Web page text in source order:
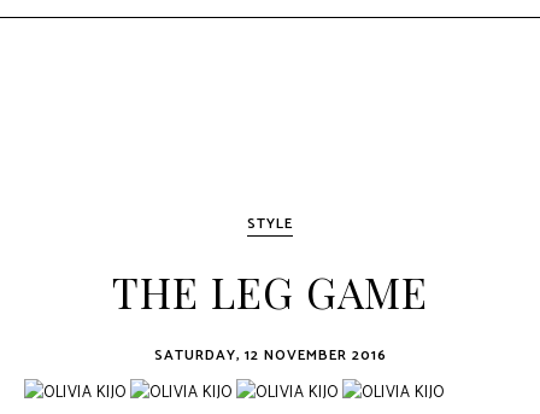
STYLE
THE LEG GAME
SATURDAY, 12 NOVEMBER 2016